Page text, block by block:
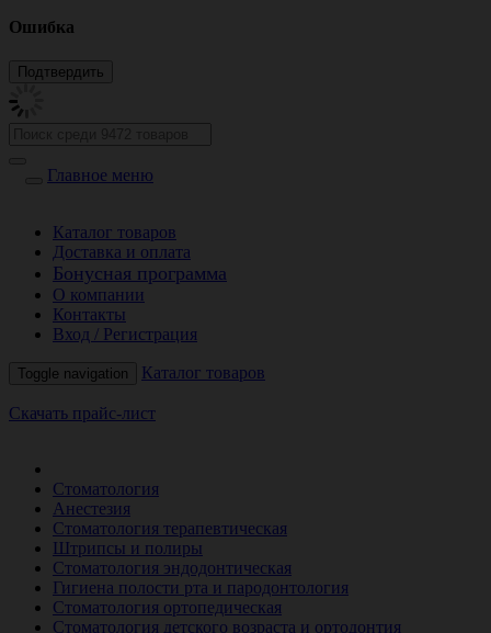
Ошибка
Главное меню
Каталог товаров
Доставка и оплата
Бонусная программа
О компании
Контакты
Вход / Регистрация
Toggle navigation Каталог товаров
Скачать прайс-лист
Стоматология
Анестезия
Стоматология терапевтическая
Штрипсы и полиры
Стоматология эндодонтическая
Гигиена полости рта и пародонтология
Стоматология ортопедическая
Стоматология детского возраста и ортодонтия